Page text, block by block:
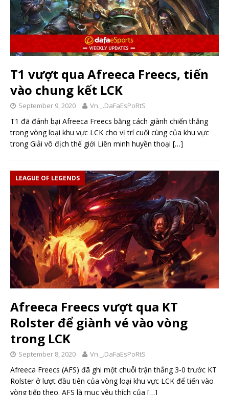
T1 vượt qua Afreeca Freecs, tiến
vào chung kết LCK
September 9, 2020 Vn._.DaFaEsPoRtS
T1 đã đánh bại Afreeca Freecs bằng cách giành chiến thắng
trong vòng loại khu vực LCK cho vị trí cuối cùng của khu vực
trong Giải vô địch thế giới Liên minh huyền thoại […]
LEAGUE OF LEGENDS
Afreeca Freecs vượt qua KT
Rolster để giành vé vào vòng
trong LCK
September 8, 2020 Vn._.DaFaEsPoRtS
Afreeca Freecs (AFS) đã ghi một chuỗi trận thắng 3-0 trước KT
Rolster ở lượt đầu tiên của vòng loại khu vực LCK để tiến vào
vòng tiếp theo. AFS là mục yêu thích của […]